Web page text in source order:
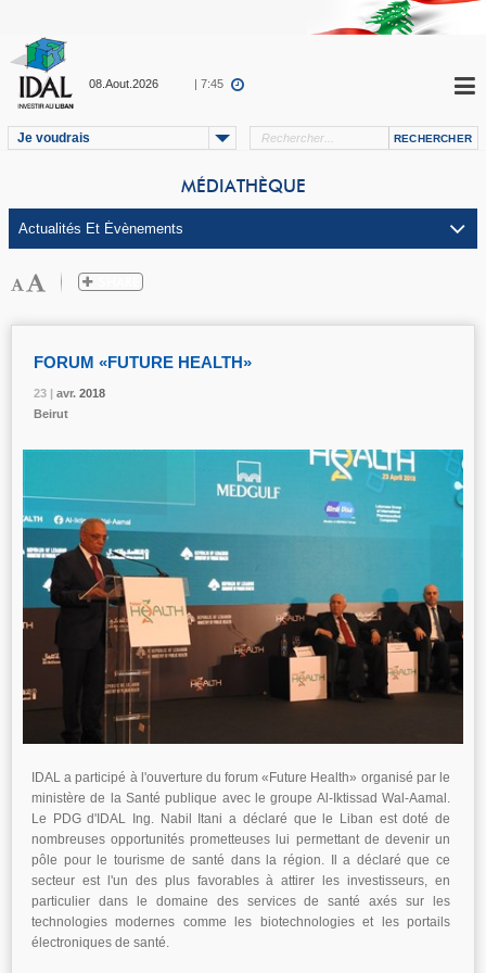
08.Aout.2026 | 7:45
Je voudrais
MÉDIATHÈQUE
23 | avr. 2018
FORUM «FUTURE HEALTH»
23 | avr. 2018
Beirut
23 | avr. 2018
IDAL a participé à l'ouverture du forum «Future Health» organisé par le
ministère de la Santé publique avec le groupe Al-Iktissad Wal-Aamal.
Le PDG d'IDAL Ing. Nabil Itani a déclaré que le Liban est doté de
nombreuses opportunités prometteuses lui permettant de devenir un
pôle pour le tourisme de santé dans la région. Il a déclaré que ce
secteur est l'un des plus favorables à attirer les investisseurs, en
particulier dans le domaine des services de santé axés sur les
technologies modernes comme les biotechnologies et les portails
électroniques de santé.